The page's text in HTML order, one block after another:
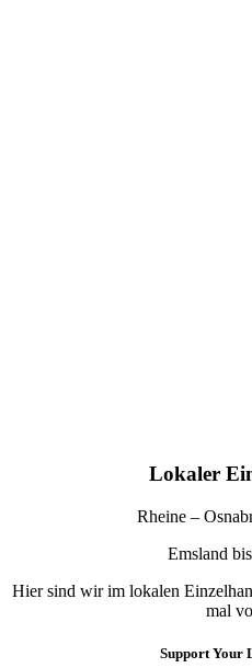
Lokaler
Rheine –
Emsland
Hier sind wir im lokalen
mal
Support Your